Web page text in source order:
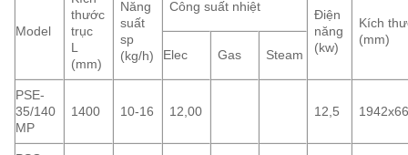
Model
thước
trục
L
(mm)
Năng
suất
sp
(kg/h)
Công suất nhiệt
Điện
năng
(kw)
Kích
(mm)
Elec
Gas Steam
PSE-
35/140
MP
1400 10-16 12,00 12,5